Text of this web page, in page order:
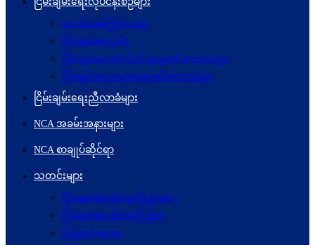
နောက်ခံအကြောင်းအရာ
ငြိမ်းချမ်းရေးမူဝါဒ
ငြိမ်းချမ်းရေးတွင်ပါဝင်သူများ၏ စကားသံများ
ငြိမ်းချမ်းရေးအစုအဖွဲ့များ၏စကားသံများ
ငြိမ်းချမ်းရေးညီလာခံများ
NCA အခမ်းအနားများ
NCA စာချုပ်ဆိုင်ရာ
သတင်းများ
ငြိမ်းချမ်းရေးဆိုင်ရာ(ပြည်တွင်း)
ငြိမ်းချမ်းရေးဆိုင်ရာ(ပြည်ပ)
ပြည်တွင်းရေးရာ